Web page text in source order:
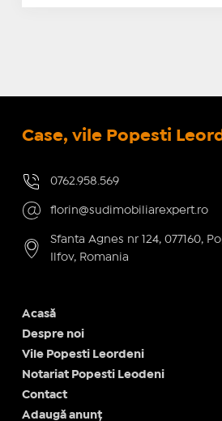
Case, vile Popesti
0762.958.569
florin@sudimobiliarexpert.ro
Sfanta Agnes nr 124, 077160,
Ilfov, Romania
Acasă
Despre noi
Vile Popesti Leordeni
Notariat Popesti Leodeni
Contact
Adaugă anunț